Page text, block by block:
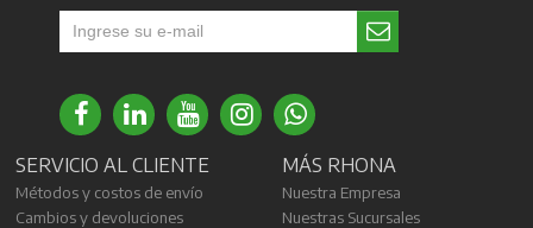
SERVICIO AL CLIENTE
Métodos y costos de envío
Cambios y devoluciones
MÁS RHONA
Nuestra Empresa
Nuestras Sucursales